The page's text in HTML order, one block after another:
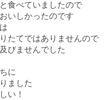
食べていましたので
いしかったのです
たてではありませんので
びませんでした
に
ました
い！